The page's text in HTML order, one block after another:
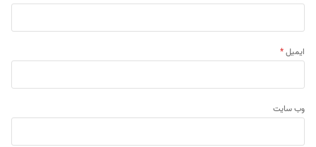
ایمیل*
وب‌ سایت